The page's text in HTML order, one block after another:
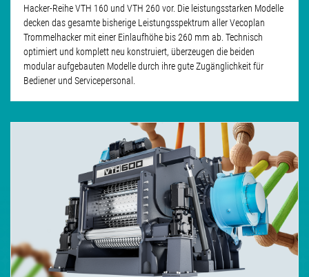
Hacker-Reihe VTH 160 und VTH 260 vor. Die leistungsstarken Modelle
decken das gesamte bisherige Leistungsspektrum aller Vecoplan
Trommelhacker mit einer Einlaufhöhe bis 260 mm ab. Technisch
optimiert und komplett neu konstruiert, überzeugen die beiden
modular aufgebauten Modelle durch ihre gute Zugänglichkeit für
Bediener und Servicepersonal.